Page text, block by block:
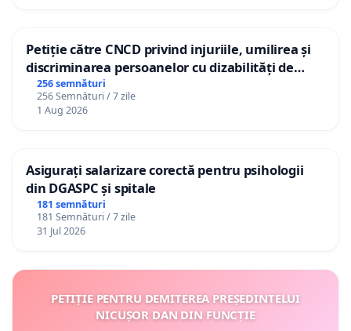
Petiție către CNCD privind injuriile, umilirea și
discriminarea persoanelor cu dizabilități de
către utilizatorul TikTok „Gorici”
256 semnături
256 Semnături / 7 zile
1 Aug 2026
Asigurați salarizare corectă pentru psihologii
din DGASPC și spitale
181 semnături
181 Semnături / 7 zile
31 Jul 2026
PETIȚIE PENTRU DEMITEREA PREȘEDINTELUI
NICUȘOR DAN DIN FUNCȚIE